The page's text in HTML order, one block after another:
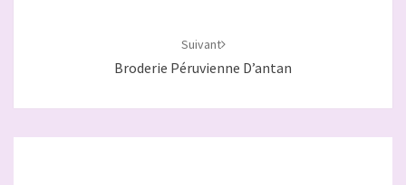
Suivant
Broderie Péruvienne D’antan